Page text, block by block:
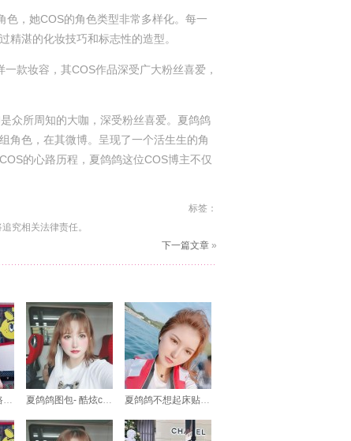
色，她COS的角色类型非常多样化。每一
精湛的化妆技巧和标志性的造型。
款妆容，其COS作品深受广大粉丝喜爱，
众所周知的大咖，深受粉丝喜爱。夏鸽鸽
角色，在其微博。呈现了一个活生生的角
的心路历程，夏鸽鸽这位COS博主不仅
标签：
究相关法律责任。
下一篇文章 »
感受到了吗？圣路易斯cos夏鸽鸽照片中的角色性格全体现了 夏鸽鸽图包- 酷炫cos作品，惊艳原图分享 夏鸽鸽不想起床贴吧原图：专业摄影师的超级大图图包，让你惊叹不已